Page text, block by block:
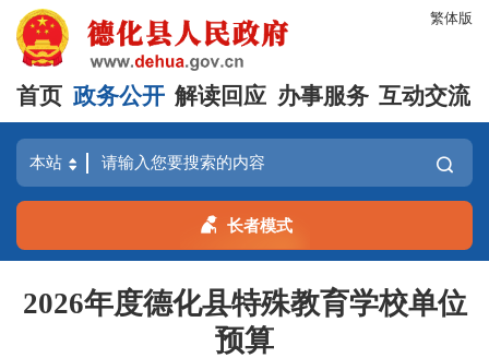
繁体版
首页 政务公开 解读回应 办事服务 互动交流
长者模式
2026年度德化县特殊教育学校单位
预算